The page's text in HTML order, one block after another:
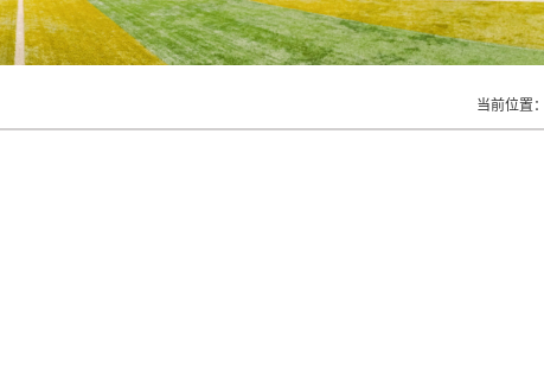
当前位置：